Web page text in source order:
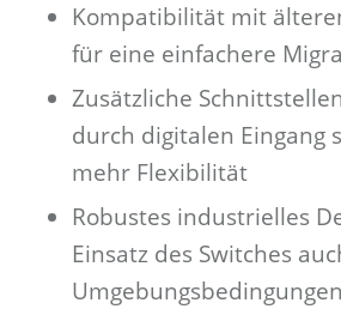
Kompatibilität mit
für eine einfachere
Zusätzliche
durch digitalen Eingang
mehr Flexibilität
Robustes industrielles
Einsatz des Switches
Umgebungsbedingungen